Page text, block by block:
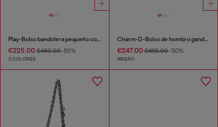
Play-Bolso bandolera pequeño con cristales
€225.00 €450.00-50%
3 COLORES
Charm-D-Bolso de hombro gande de nailon lavado
€247.00€495.00-50%
NEGRO